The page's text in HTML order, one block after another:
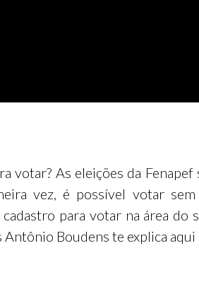
votar? As eleições da
vez, é possível votar
para votar na área do
Boudens te explica aqui